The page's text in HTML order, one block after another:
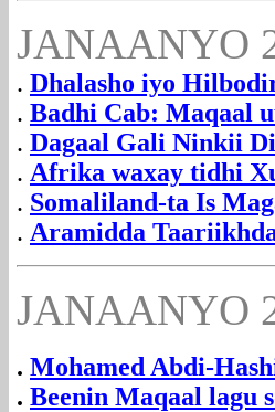
JANAANYO
. Dhalasho iyo
. Badhi Cab: Maqaal
. Dagaal Gali Ninkii
. Afrika waxay tidhi
. Somaliland-ta Is
. Aramidda
JANAANYO
. Mohamed Abdi-
. Beenin Maqaal lagu